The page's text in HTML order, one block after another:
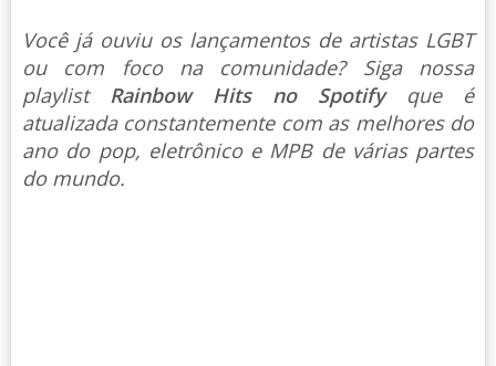
Você já ouviu os lançamentos de artistas LGBT
ou com foco na comunidade? Siga nossa
playlist Rainbow Hits no Spotify que é
atualizada constantemente com as melhores do
ano do pop, eletrônico e MPB de várias partes
do mundo.